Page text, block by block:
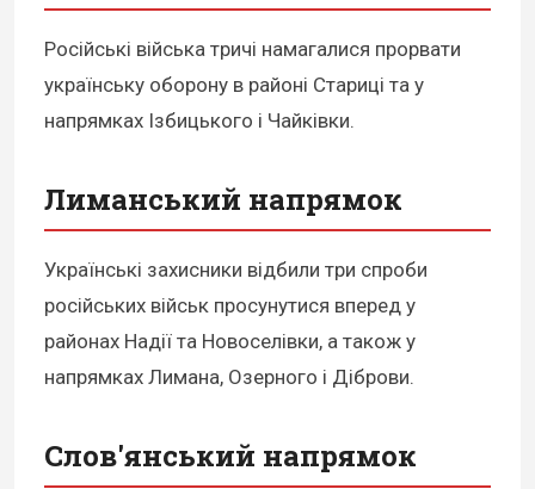
Російські війська тричі намагалися прорвати
українську оборону в районі Стариці та у
напрямках Ізбицького і Чайківки.
Лиманський напрямок
Українські захисники відбили три спроби
російських військ просунутися вперед у
районах Надії та Новоселівки, а також у
напрямках Лимана, Озерного і Діброви.
Слов'янський напрямок